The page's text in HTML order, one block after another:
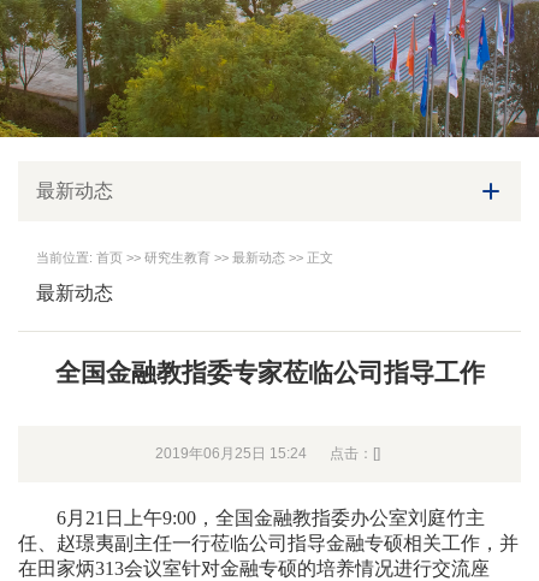
最新动态
当前位置: 首页 >> 研究生教育 >> 最新动态 >> 正文
最新动态
全国金融教指委专家莅临公司指导工作
2019年06月25日 15:24 点击：[]
6月21日上午9:00，全国金融教指委办公室刘庭竹主
任、赵璟夷副主任一行莅临公司指导金融专硕相关工作，并
在田家炳313会议室针对金融专硕的培养情况进行交流座